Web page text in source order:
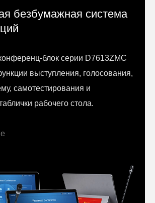
безбумажная система
блок серии D7613ZMC
выступления, голосования,
самотестирования и
рабочего стола.